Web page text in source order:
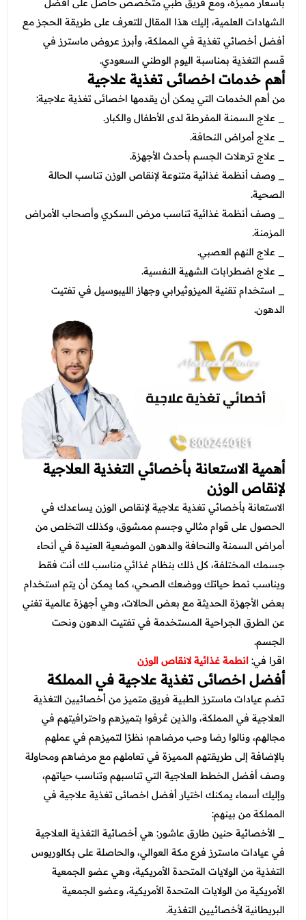
عروض العناية بالشعر
عروض الرجال
عروض جراحات التجميل
عروض قسم الطوارئ
عروض المختبر
عروض الاشعة
عروض الباطنة
عروض العظام
عروض الانف والاذن والحنجرة
عروض العلاج الطبيعي
بأسعار مميزة، ومع فريق طبي متخصص حاصل على أفضل
الشهادات العلمية، إليك هذا المقال للتعرف على طريقة الحجز مع
أفضل أخصائي تغذية في المملكة، وأبرز عروض ماسترز في
قسم التغذية بمناسبة اليوم الوطني السعودي.
أهم خدمات اخصائى تغذية علاجية
من أهم الخدمات التي يمكن أن يقدمها اخصائى تغذية علاجية:
_ علاج السمنة المفرطة لدى الأطفال والكبار.
_ علاج أمراض النحافة.
_ علاج ترهلات الجسم بأحدث الأجهزة.
_ وصف أنظمة غذائية متنوعة لإنقاص الوزن تناسب الحالة
الصحية.
_ وصف أنظمة غذائية تناسب مرض السكري وأصحاب الأمراض
المزمنة.
_ علاج النهم العصبي.
_ علاج اضطرابات الشهية النفسية.
_ استخدام تقنية الميزوثيرابي وجهاز الليبوسيل في تفتيت
الدهون.
أهمية الاستعانة بأخصائي التغذية العلاجية
لإنقاص الوزن
الاستعانة بأخصائي تغذية علاجية لإنقاص الوزن يساعدك في
الحصول على قوام مثالي وجسم ممشوق، وكذلك التخلص من
أمراض السمنة والنحافة والدهون الموضعية العنيدة في أنحاء
جسمك المختلفة، كل ذلك بنظام غذائي مناسب لك أنت فقط
ويناسب نمط حياتك ووضعك الصحي، كما يمكن أن يتم استخدام
بعض الأجهزة الحديثة مع بعض الحالات، وهي أجهزة عالمية تغني
عن الطرق الجراحية المستخدمة في تفتيت الدهون ونحت
الجسم.
اقرا في:انطمة غذائية لانقاص الوزن
أفضل اخصائى تغذية علاجية في المملكة
تضم عيادات ماسترز الطبية فريق متميز من أخصائيين التغذية
العلاجية في المملكة، والذين عٌرفوا بتميزهم واحترافيتهم في
مجالهم، ونالوا رضا وحب مرضاهم؛ نظرًا لتميزهم في عملهم
بالإضافة إلى طريقتهم المميزة في تعاملهم مع مرضاهم ومحاولة
وصف أفضل الخطط العلاجية التي تناسبهم وتناسب حياتهم،
وإليك أسماء يمكنك اختيار أفضل اخصائى تغذية علاجية في
المملكة من بينهم:
_ الأخصائية حنين طارق عاشور: هي أخصائية التغذية العلاجية
في عيادات ماسترز فرع مكة العوالي، والحاصلة على بكالوريوس
التغذية من الولايات المتحدة الأمريكية، وهي عضو الجمعية
الأمريكية من الولايات المتحدة الأمريكية، وعضو الجمعية
البريطانية لأخصائيين التغذية.